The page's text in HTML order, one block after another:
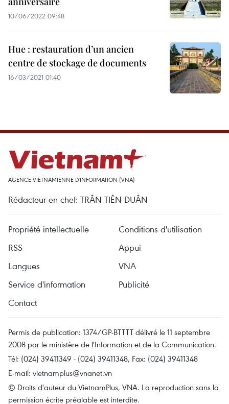
10/06/2022 09:48
Hue : restauration d’un ancien
centre de stockage de documents
16/03/2021 01:40
AGENCE VIETNAMIENNE D'INFORMATION (VNA)
Rédacteur en chef: TRÂN TIÊN DUÂN
Propriété intellectuelle
Conditions d'utilisation
RSS
Appui
Langues
VNA
Service d'information
Publicité
Contact
Permis de publication: 1374/GP-BTTTT délivré le 11 septembre
2008 par le ministère de l'Information et de la Communication.
Tél: (024) 39411349 - (024) 39411348, Fax: (024) 39411348
E-mail: vietnamplus@vnanet.vn
© Droits d'auteur du VietnamPlus, VNA. La reproduction sans la
permission écrite préalable est interdite.